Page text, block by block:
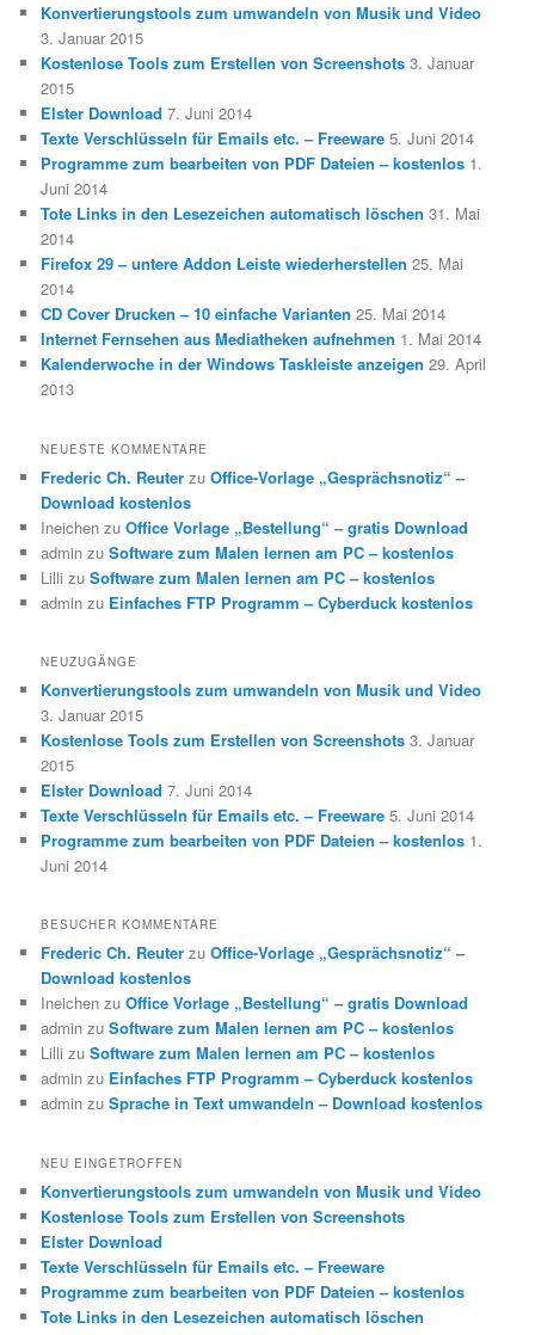
Konvertierungstools zum umwandeln von Musik und Video
3. Januar 2015
Kostenlose Tools zum Erstellen von Screenshots 3. Januar
2015
Elster Download 7. Juni 2014
Texte Verschlüsseln für Emails etc. – Freeware 5. Juni 2014
Programme zum bearbeiten von PDF Dateien – kostenlos 1.
Juni 2014
Tote Links in den Lesezeichen automatisch löschen 31. Mai
2014
Firefox 29 – untere Addon Leiste wiederherstellen 25. Mai
2014
CD Cover Drucken – 10 einfache Varianten 25. Mai 2014
Internet Fernsehen aus Mediatheken aufnehmen 1. Mai 2014
Kalenderwoche in der Windows Taskleiste anzeigen 29. April
2013
NEUESTE KOMMENTARE
Frederic Ch. Reuter zuOffice-Vorlage „Gesprächsnotiz“ –
Download kostenlos
Ineichen zuOffice Vorlage „Bestellung“ – gratis Download
admin zuSoftware zum Malen lernen am PC – kostenlos
Lilli zuSoftware zum Malen lernen am PC – kostenlos
admin zu Einfaches FTP Programm – Cyberduck kostenlos
NEUZUGÄNGE
Konvertierungstools zum umwandeln von Musik und Video
3. Januar 2015
Kostenlose Tools zum Erstellen von Screenshots 3. Januar
2015
Elster Download 7. Juni 2014
Texte Verschlüsseln für Emails etc. – Freeware 5. Juni 2014
Programme zum bearbeiten von PDF Dateien – kostenlos 1.
Juni 2014
BESUCHER KOMMENTARE
Frederic Ch. Reuter zuOffice-Vorlage „Gesprächsnotiz“ –
Download kostenlos
Ineichen zuOffice Vorlage „Bestellung“ – gratis Download
admin zuSoftware zum Malen lernen am PC – kostenlos
Lilli zuSoftware zum Malen lernen am PC – kostenlos
admin zu Einfaches FTP Programm – Cyberduck kostenlos
admin zuSprache in Text umwandeln – Download kostenlos
NEU EINGETROFFEN
Konvertierungstools zum umwandeln von Musik und Video
Kostenlose Tools zum Erstellen von Screenshots
Elster Download
Texte Verschlüsseln für Emails etc. – Freeware
Programme zum bearbeiten von PDF Dateien – kostenlos
Tote Links in den Lesezeichen automatisch löschen